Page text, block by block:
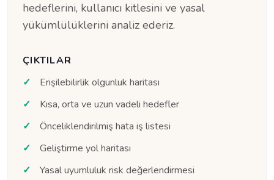
hedeflerini, kullanıcı kitlesini ve yasal
yükümlülüklerini analiz ederiz.
ÇIKTILAR
Erişilebilirlik olgunluk haritası
Kısa, orta ve uzun vadeli hedefler
Önceliklendirilmiş hata iş listesi
Geliştirme yol haritası
Yasal uyumluluk risk değerlendirmesi